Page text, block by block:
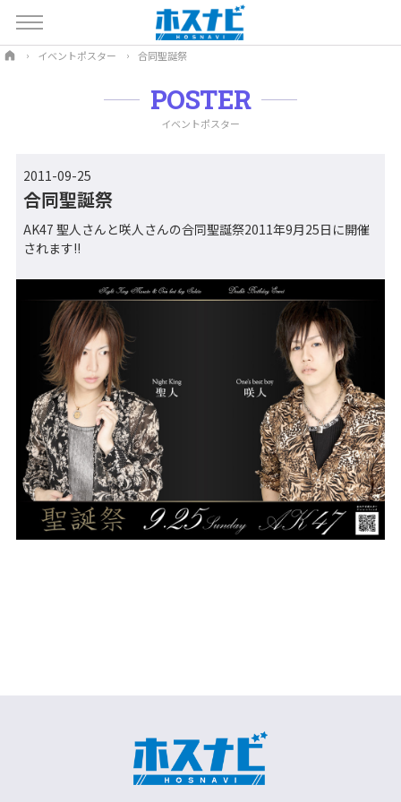
イベントポスター 合同聖誕祭
POSTER
イベントポスター
2011-09-25
合同聖誕祭
AK47 聖人さんと咲人さんの合同聖誕祭2011年9月25日に開催
されます!!